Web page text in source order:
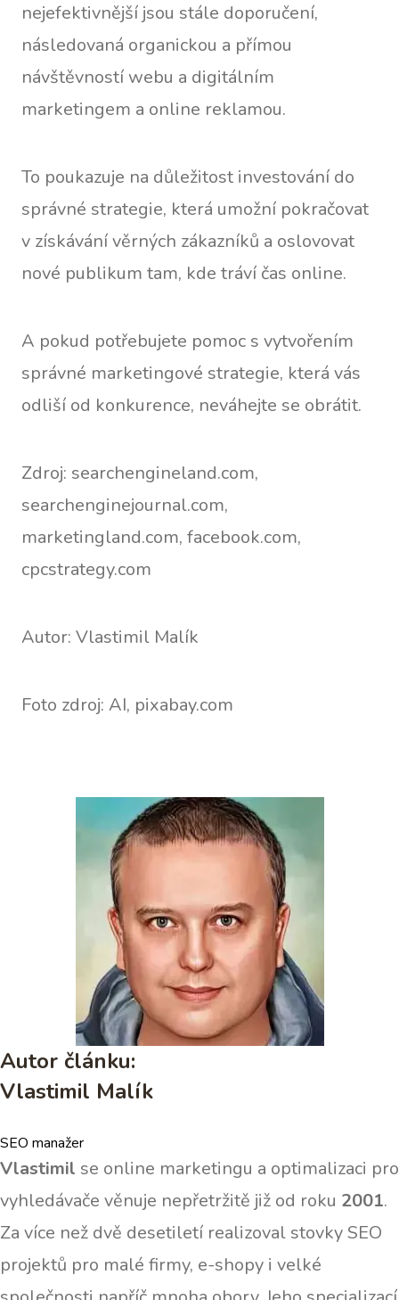
nejefektivnější jsou stále doporučení,
následovaná organickou a přímou
návštěvností webu a digitálním
marketingem a online reklamou.
To poukazuje na důležitost investování do
správné strategie, která umožní pokračovat
v získávání věrných zákazníků a oslovovat
nové publikum tam, kde tráví čas online.
A pokud potřebujete pomoc s vytvořením
správné marketingové strategie, která vás
odliší od konkurence, neváhejte se obrátit.
Zdroj: searchengineland.com,
searchenginejournal.com,
marketingland.com, facebook.com,
cpcstrategy.com
Autor: Vlastimil Malík
Foto zdroj: AI, pixabay.com
Autor článku:
Vlastimil Malík
SEO manažer
Vlastimil se online marketingu a optimalizaci pro
vyhledávače věnuje nepřetržitě již od roku 2001.
Za více než dvě desetiletí realizoval stovky SEO
projektů pro malé firmy, e-shopy i velké